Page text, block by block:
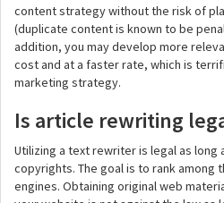
content strategy without the risk of
(duplicate content is known to be
addition, you may develop more
cost and at a faster rate, which is
marketing strategy.
Is article rewriting
Utilizing a text rewriter is legal as
copyrights. The goal is to rank among
engines. Obtaining original web